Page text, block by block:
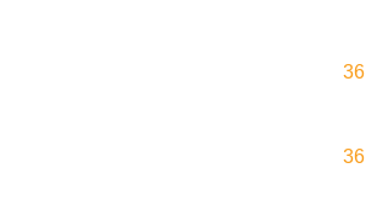
36
36